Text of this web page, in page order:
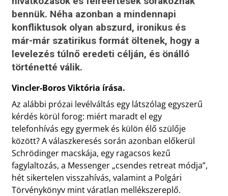
bennük. Néha azonban a mindennapi
konfliktusok olyan abszurd, ironikus és
már-már szatirikus formát öltenek, hogy a
levelezés túlnő eredeti célján, és önálló
történetté válik.
Vincler-Boros Viktória írása.
Az alábbi prózai levélváltás egy látszólag egyszerű
kérdés körül forog: miért maradt el egy
telefonhívás egy gyermek és külön élő szülője
között? A válaszkeresés során azonban előkerül
Schrödinger macskája, egy ragacsos kezű
fagylaltozás, a Messenger „csendes retreat módja”,
hét sikertelen visszahívás, valamint a Polgári
Törvénykönyv mint váratlan mellékszereplő.